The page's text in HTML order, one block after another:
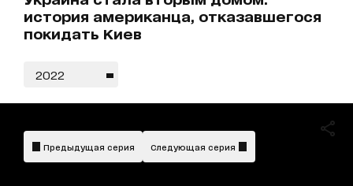
история американца, отказавшегося
покидать Киев
2022
Предыдущая серия Следующая серия